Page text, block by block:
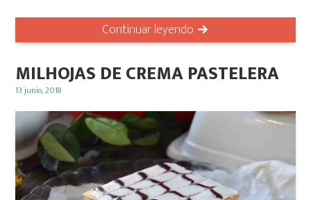
Continuar leyendo
MILHOJAS DE CREMA PASTELERA
Posted
13 junio, 2018